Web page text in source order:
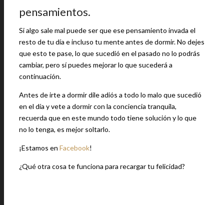
pensamientos.
Si algo sale mal puede ser que ese pensamiento invada el
resto de tu día e incluso tu mente antes de dormir. No dejes
que esto te pase, lo que sucedió en el pasado no lo podrás
cambiar, pero sí puedes mejorar lo que sucederá a
continuación.
Antes de irte a dormir dile adiós a todo lo malo que sucedió
en el día y vete a dormir con la conciencia tranquila,
recuerda que en este mundo todo tiene solución y lo que
no lo tenga, es mejor soltarlo.
¡Estamos en Facebook!
¿Qué otra cosa te funciona para recargar tu felicidad?